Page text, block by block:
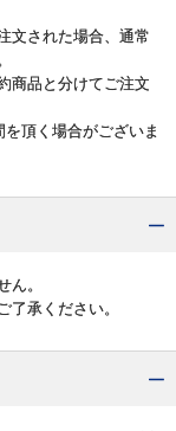
文された場合、通常
商品と分けてご注文
頂く場合がございま
ん。
了承ください。